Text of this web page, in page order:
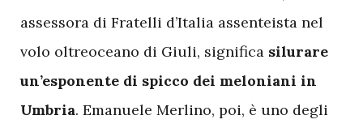
assessora di Fratelli d’Italia assenteista nel
volo oltreoceano di Giuli, significa silurare
un’esponente di spicco dei meloniani in
Umbria. Emanuele Merlino, poi, è uno degli